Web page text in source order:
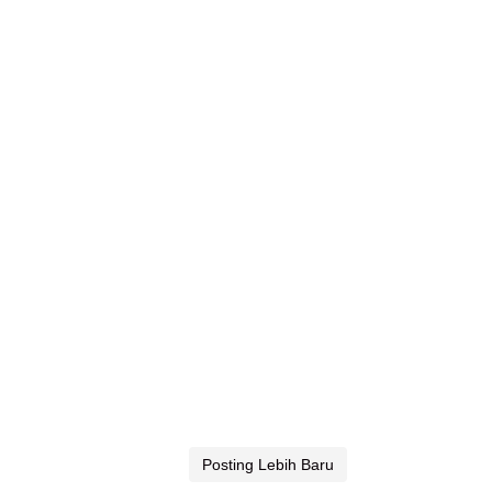
Posting Lebih Baru